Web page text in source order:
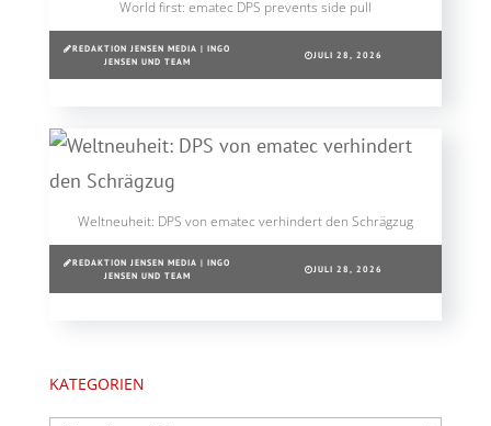
World first: ematec DPS prevents side pull
REDAKTION JENSEN MEDIA | INGO
JENSEN UND TEAM
JULI 28, 2026
Weltneuheit: DPS von ematec verhindert den Schrägzug
REDAKTION JENSEN MEDIA | INGO
JENSEN UND TEAM
JULI 28, 2026
KATEGORIEN